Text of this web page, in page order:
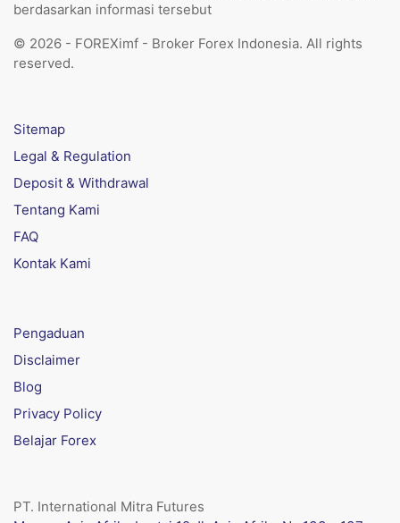
berdasarkan informasi tersebut
© 2026 - FOREXimf - Broker Forex Indonesia. All rights
reserved.
Sitemap
Legal & Regulation
Deposit & Withdrawal
Tentang Kami
FAQ
Kontak Kami
Pengaduan
Disclaimer
Blog
Privacy Policy
Belajar Forex
PT. International Mitra Futures